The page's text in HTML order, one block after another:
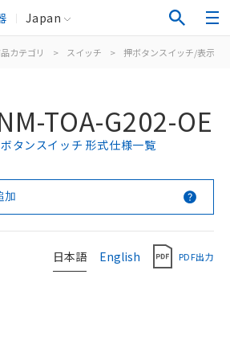
Japan
カテゴリ > スイッチ > 押ボタンスイッチ/表示灯
TOA-G202-OE
タンスイッチ 形式仕様一覧
加
日本語 English PDF出力